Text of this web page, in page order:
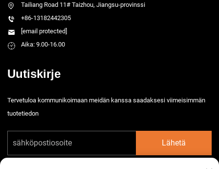
Tailiang Road 11# Taizhou, Jiangsu-provinssi
+86-13182442305
[email protected]
Aika: 9.00-16.00
Uutiskirje
Tervetuloa kommunikoimaan meidän kanssa saadaksesi viimeisimmän
tuotetiedon
Lähetä